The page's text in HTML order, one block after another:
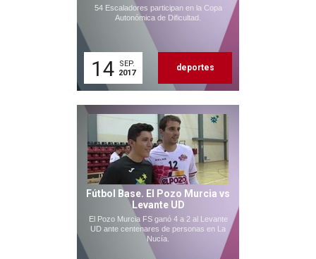
54 Escaladores participan en la Copa
Autonómica de Dificultad.
14
SEP.
2017
deportes
Fútbol Base. El Pozo Murcia vs
Levante UD
El Pozo Murcia FS ganó 4 a 2 al Levante
UD ante centenares de personas en La
Nucía.